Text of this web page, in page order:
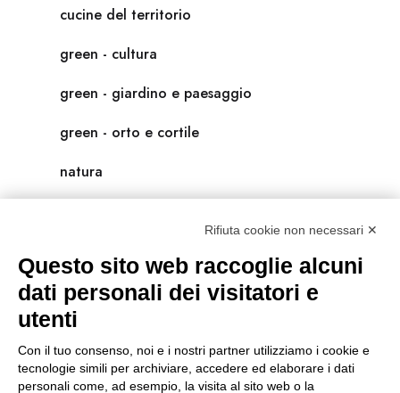
cucine del territorio
green - cultura
green - giardino e paesaggio
green - orto e cortile
natura
scienza
universolocale
viedellaseta
Rifiuta cookie non necessari ✕
Questo sito web raccoglie alcuni
dati personali dei visitatori e
utenti
Con il tuo consenso, noi e i nostri partner utilizziamo i cookie e
tecnologie simili per archiviare, accedere ed elaborare i dati
personali come, ad esempio, la visita al sito web o la